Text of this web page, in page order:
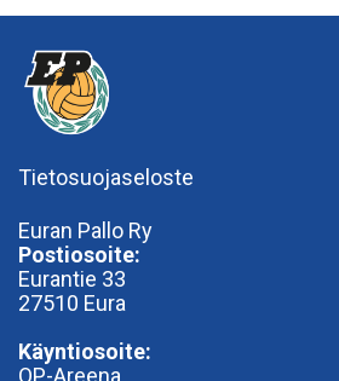
Tietosuojaseloste
Euran Pallo Ry
Postiosoite:
Eurantie 33
27510 Eura
Käyntiosoite:
OP-Areena